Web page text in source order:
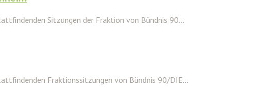
Sitzungen der Fraktion von Bündnis 90...
Fraktionssitzungen von Bündnis 90/DIE...